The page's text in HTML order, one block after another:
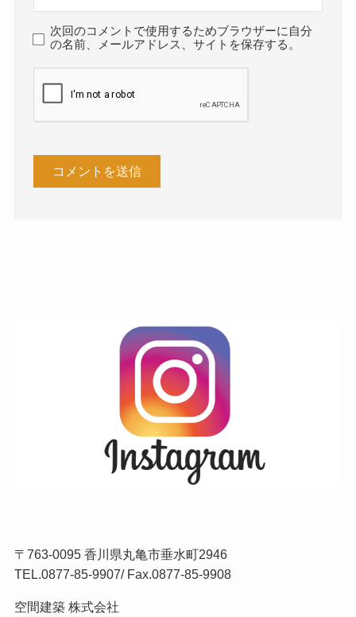
次回のコメントで使用するためブラウザーに自分
の名前、メールアドレス、サイトを保存する。
〒763-0095 香川県丸亀市垂水町2946
TEL.0877-85-9907/ Fax.0877-85-9908
空間建築 株式会社